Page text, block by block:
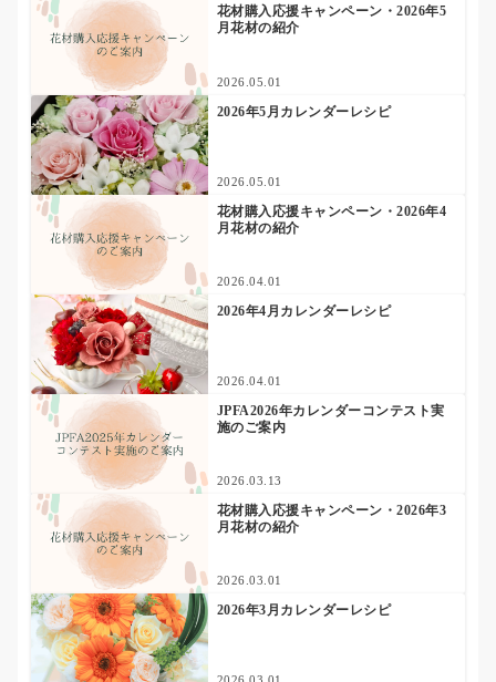
花材購入応援キャンペーン・2026年5
月花材の紹介
2026.05.01
2026年5月カレンダーレシピ
2026.05.01
花材購入応援キャンペーン・2026年4
月花材の紹介
2026.04.01
2026年4月カレンダーレシピ
2026.04.01
JPFA2026年カレンダーコンテスト実
施のご案内
2026.03.13
花材購入応援キャンペーン・2026年3
月花材の紹介
2026.03.01
2026年3月カレンダーレシピ